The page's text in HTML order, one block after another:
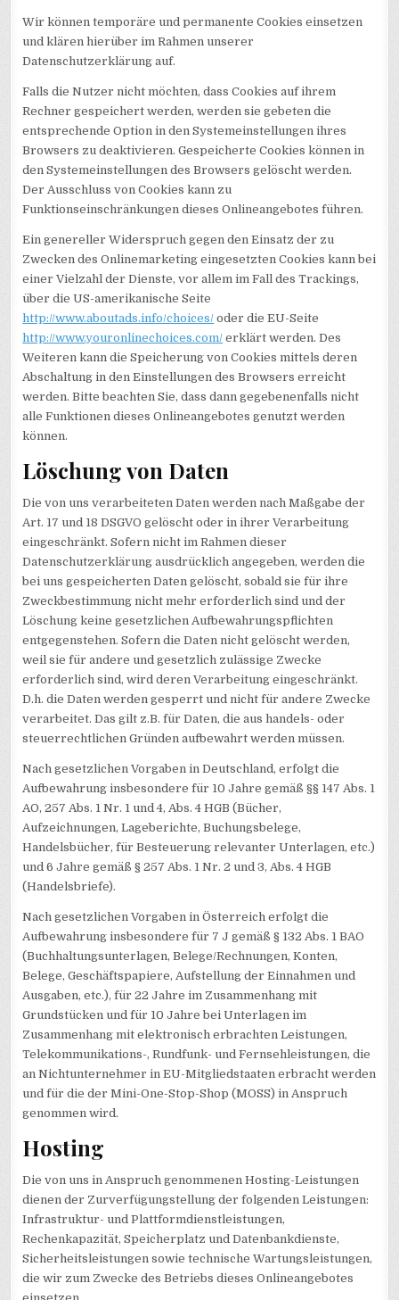
Wir können temporäre und permanente Cookies einsetzen
und klären hierüber im Rahmen unserer
Datenschutzerklärung auf.
Falls die Nutzer nicht möchten, dass Cookies auf ihrem
Rechner gespeichert werden, werden sie gebeten die
entsprechende Option in den Systemeinstellungen ihres
Browsers zu deaktivieren. Gespeicherte Cookies können in
den Systemeinstellungen des Browsers gelöscht werden.
Der Ausschluss von Cookies kann zu
Funktionseinschränkungen dieses Onlineangebotes führen.
Ein genereller Widerspruch gegen den Einsatz der zu
Zwecken des Onlinemarketing eingesetzten Cookies kann bei
einer Vielzahl der Dienste, vor allem im Fall des Trackings,
über die US-amerikanische Seite
http://www.aboutads.info/choices/ oder die EU-Seite
http://www.youronlinechoices.com/ erklärt werden. Des
Weiteren kann die Speicherung von Cookies mittels deren
Abschaltung in den Einstellungen des Browsers erreicht
werden. Bitte beachten Sie, dass dann gegebenenfalls nicht
alle Funktionen dieses Onlineangebotes genutzt werden
können.
Löschung von Daten
Die von uns verarbeiteten Daten werden nach Maßgabe der
Art. 17 und 18 DSGVO gelöscht oder in ihrer Verarbeitung
eingeschränkt. Sofern nicht im Rahmen dieser
Datenschutzerklärung ausdrücklich angegeben, werden die
bei uns gespeicherten Daten gelöscht, sobald sie für ihre
Zweckbestimmung nicht mehr erforderlich sind und der
Löschung keine gesetzlichen Aufbewahrungspflichten
entgegenstehen. Sofern die Daten nicht gelöscht werden,
weil sie für andere und gesetzlich zulässige Zwecke
erforderlich sind, wird deren Verarbeitung eingeschränkt.
D.h. die Daten werden gesperrt und nicht für andere Zwecke
verarbeitet. Das gilt z.B. für Daten, die aus handels- oder
steuerrechtlichen Gründen aufbewahrt werden müssen.
Nach gesetzlichen Vorgaben in Deutschland, erfolgt die
Aufbewahrung insbesondere für 10 Jahre gemäß §§ 147 Abs. 1
AO, 257 Abs. 1 Nr. 1 und 4, Abs. 4 HGB (Bücher,
Aufzeichnungen, Lageberichte, Buchungsbelege,
Handelsbücher, für Besteuerung relevanter Unterlagen, etc.)
und 6 Jahre gemäß § 257 Abs. 1 Nr. 2 und 3, Abs. 4 HGB
(Handelsbriefe).
Nach gesetzlichen Vorgaben in Österreich erfolgt die
Aufbewahrung insbesondere für 7 J gemäß § 132 Abs. 1 BAO
(Buchhaltungsunterlagen, Belege/Rechnungen, Konten,
Belege, Geschäftspapiere, Aufstellung der Einnahmen und
Ausgaben, etc.), für 22 Jahre im Zusammenhang mit
Grundstücken und für 10 Jahre bei Unterlagen im
Zusammenhang mit elektronisch erbrachten Leistungen,
Telekommunikations-, Rundfunk- und Fernsehleistungen, die
an Nichtunternehmer in EU-Mitgliedstaaten erbracht werden
und für die der Mini-One-Stop-Shop (MOSS) in Anspruch
genommen wird.
Hosting
Die von uns in Anspruch genommenen Hosting-Leistungen
dienen der Zurverfügungstellung der folgenden Leistungen:
Infrastruktur- und Plattformdienstleistungen,
Rechenkapazität, Speicherplatz und Datenbankdienste,
Sicherheitsleistungen sowie technische Wartungsleistungen,
die wir zum Zwecke des Betriebs dieses Onlineangebotes